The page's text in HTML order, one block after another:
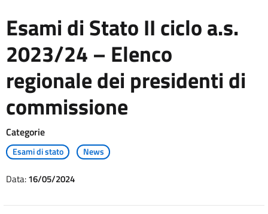
Esami di Stato II ciclo a.s.
2023/24 – Elenco
regionale dei presidenti di
commissione
Categorie
Esami di stato News
Data:16/05/2024